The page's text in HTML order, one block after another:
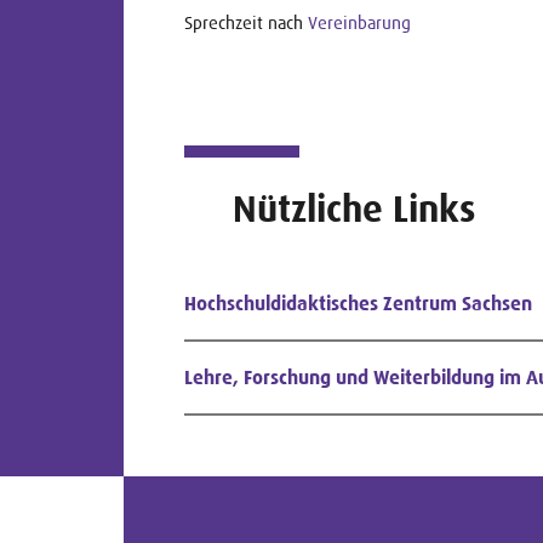
Sprechzeit nach Vereinbarung
Nützliche Links
Hochschuldidaktisches Zentrum Sachsen
Lehre, Forschung und Weiterbildung im